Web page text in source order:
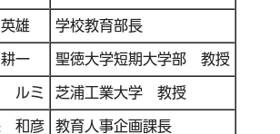
雄 学校教育部長
一 聖徳大学短期大学部 教授
ルミ 芝浦工業大学 教授
和彦 教育人事企画課長